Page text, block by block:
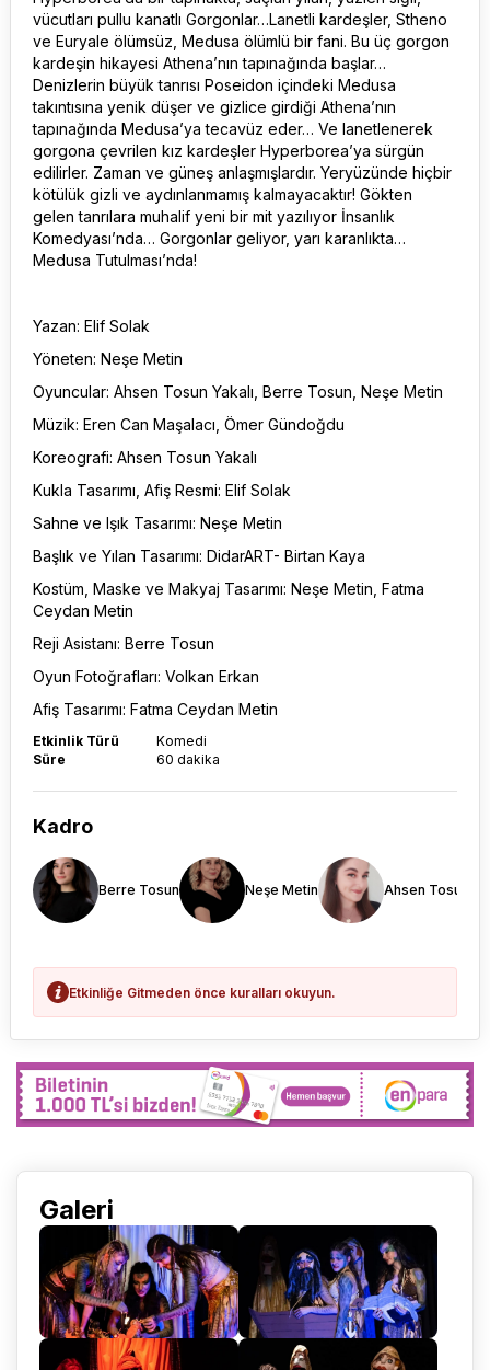
vücutları pullu kanatlı Gorgonlar…Lanetli kardeşler, Stheno
ve Euryale ölümsüz, Medusa ölümlü bir fani. Bu üç gorgon
kardeşin hikayesi Athena’nın tapınağında başlar…
Denizlerin büyük tanrısı Poseidon içindeki Medusa
takıntısına yenik düşer ve gizlice girdiği Athena’nın
tapınağında Medusa’ya tecavüz eder… Ve lanetlenerek
gorgona çevrilen kız kardeşler Hyperborea’ya sürgün
edilirler. Zaman ve güneş anlaşmışlardır. Yeryüzünde hiçbir
kötülük gizli ve aydınlanmamış kalmayacaktır! Gökten
gelen tanrılara muhalif yeni bir mit yazılıyor İnsanlık
Komedyası’nda… Gorgonlar geliyor, yarı karanlıkta…
Medusa Tutulması’nda!
Yazan: Elif Solak
Yöneten: Neşe Metin
Oyuncular: Ahsen Tosun Yakalı, Berre Tosun, Neşe Metin
Müzik: Eren Can Maşalacı, Ömer Gündoğdu
Koreografi: Ahsen Tosun Yakalı
Kukla Tasarımı, Afiş Resmi: Elif Solak
Sahne ve Işık Tasarımı: Neşe Metin
Başlık ve Yılan Tasarımı: DidarART- Birtan Kaya
Kostüm, Maske ve Makyaj Tasarımı: Neşe Metin, Fatma
Ceydan Metin
Reji Asistanı: Berre Tosun
Oyun Fotoğrafları: Volkan Erkan
Afiş Tasarımı: Fatma Ceydan Metin
Etkinlik Türü
Komedi
Süre
60 dakika
Kadro
Berre Tosun Neşe Metin Ahsen Tosun
Etkinliğe Gitmeden önce kuralları okuyun.
Galeri